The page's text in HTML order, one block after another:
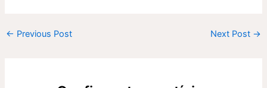
← Previous Post Next Post →